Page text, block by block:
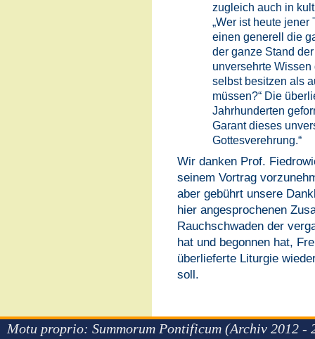
zugleich auch in
„Wer ist heute
einen generell die
der ganze Stand
unversehrte
selbst besitzen als
müssen?“ Die
Jahrhunderten
Garant dieses
Gottesverehrung.“
Wir danken Prof.
seinem Vortrag
aber gebührt unsere
hier angesprochenen
Rauchschwaden der
hat und begonnen hat,
überlieferte Liturgie
soll.
Motu proprio: Summorum Pontificum (Archiv 2012 -